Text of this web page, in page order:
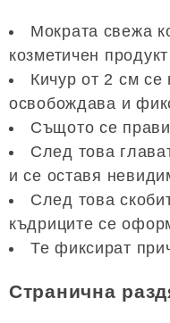
Мократа свежа
козметичен
Кичур от 2 см се
освобождава и
Същото се
След това
и се оставя
След това
къдриците се
Те фиксират
Странична